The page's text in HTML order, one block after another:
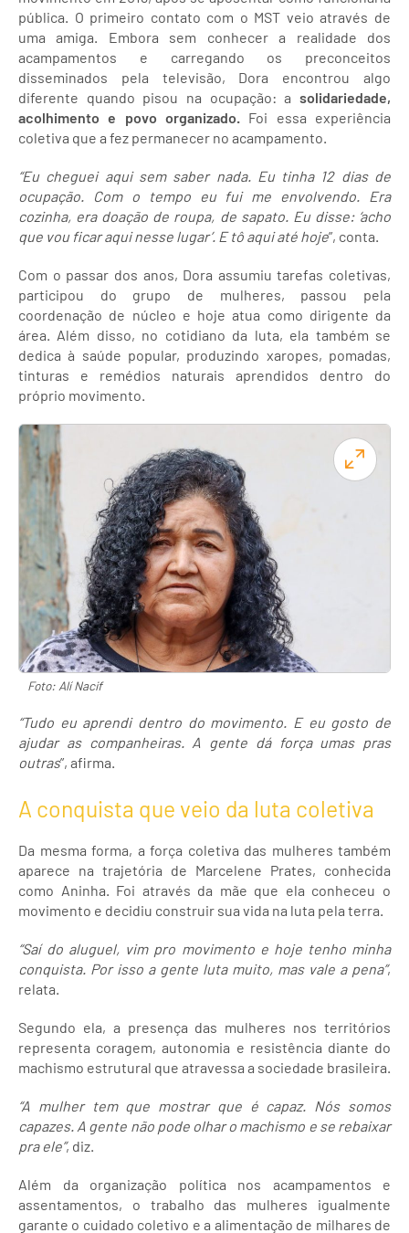
pública. O primeiro contato com o MST veio através de
uma amiga. Embora sem conhecer a realidade dos
acampamentos e carregando os preconceitos
disseminados pela televisão, Dora encontrou algo
diferente quando pisou na ocupação: a solidariedade,
acolhimento e povo organizado. Foi essa experiência
coletiva que a fez permanecer no acampamento.
“Eu cheguei aqui sem saber nada. Eu tinha 12 dias de
ocupação. Com o tempo eu fui me envolvendo. Era
cozinha, era doação de roupa, de sapato. Eu disse: ‘acho
que vou ficar aqui nesse lugar’. E tô aqui até hoje”, conta.
Com o passar dos anos, Dora assumiu tarefas coletivas,
participou do grupo de mulheres, passou pela
coordenação de núcleo e hoje atua como dirigente da
área. Além disso, no cotidiano da luta, ela também se
dedica à saúde popular, produzindo xaropes, pomadas,
tinturas e remédios naturais aprendidos dentro do
próprio movimento.
Foto: Alí Nacif
“Tudo eu aprendi dentro do movimento. E eu gosto de
ajudar as companheiras. A gente dá força umas pras
outras”, afirma.
A conquista que veio da luta coletiva
Da mesma forma, a força coletiva das mulheres também
aparece na trajetória de Marcelene Prates, conhecida
como Aninha. Foi através da mãe que ela conheceu o
movimento e decidiu construir sua vida na luta pela terra.
“Saí do aluguel, vim pro movimento e hoje tenho minha
conquista. Por isso a gente luta muito, mas vale a pena”,
relata.
Segundo ela, a presença das mulheres nos territórios
representa coragem, autonomia e resistência diante do
machismo estrutural que atravessa a sociedade brasileira.
“A mulher tem que mostrar que é capaz. Nós somos
capazes. A gente não pode olhar o machismo e se rebaixar
pra ele”, diz.
Além da organização política nos acampamentos e
assentamentos, o trabalho das mulheres igualmente
garante o cuidado coletivo e a alimentação de milhares de